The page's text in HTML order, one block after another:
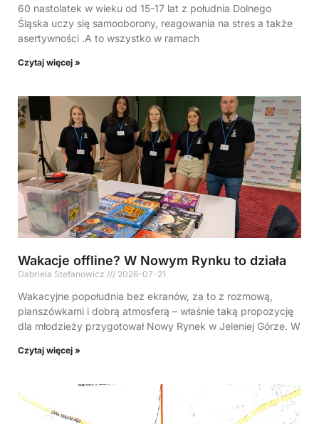
60 nastolatek w wieku od 15-17 lat z południa Dolnego
Śląska uczy się samooborony, reagowania na stres a także
asertywności .A to wszystko w ramach
Czytaj więcej »
Wakacje offline? W Nowym Rynku to działa
Gabriela Stefanowicz 2026-07-21
Wakacyjne popołudnia bez ekranów, za to z rozmową,
planszówkami i dobrą atmosferą – właśnie taką propozycję
dla młodzieży przygotował Nowy Rynek w Jeleniej Górze. W
Czytaj więcej »